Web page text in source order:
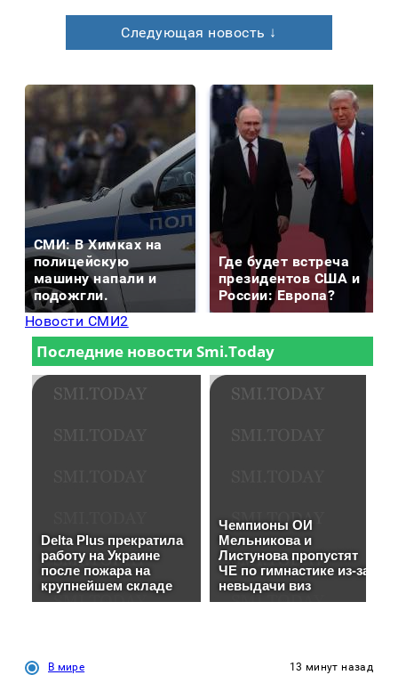
Следующая новость ↓
СМИ: В Химках на
полицейскую
машину напали и
подожгли.
Где будет встреча
президентов США и
России: Европа?
Новости СМИ2
В мире 13 минут назад